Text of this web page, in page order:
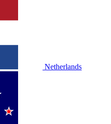
Netherlands